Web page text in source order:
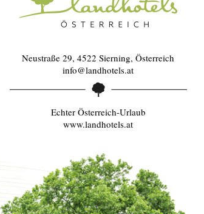
Neustraße 29, 4522 Sierning, Österreich
info@landhotels.at
Echter Österreich-Urlaub
www.landhotels.at